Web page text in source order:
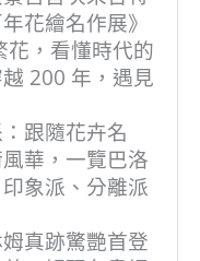
花繪名作展》
，看懂時代的
200 年，遇見
跟隨花卉名
華，一覽巴洛
象派、分離派
真跡驚艷首登